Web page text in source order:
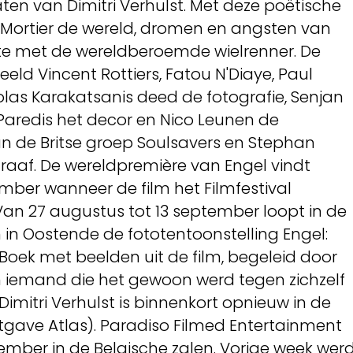
van Dimitri Verhulst. Met deze poëtische
de wereld, dromen en angsten van
met de wereldberoemde wielrenner. De
Vincent Rottiers, Fatou N'Diaye, Paul
Karakatsanis deed de fotografie, Senjan
het decor en Nico Leunen de
de Britse groep Soulsavers en Stephan
De wereldpremière van Engel vindt
wanneer de film het Filmfestival
27 augustus tot 13 september loopt in de
Oostende de fototentoonstelling Engel:
met beelden uit de film, begeleid door
die het gewoon werd tegen zichzelf
Verhulst is binnenkort opnieuw in de
Atlas). Paradiso Filmed Entertainment
in de Belgische zalen. Vorige week